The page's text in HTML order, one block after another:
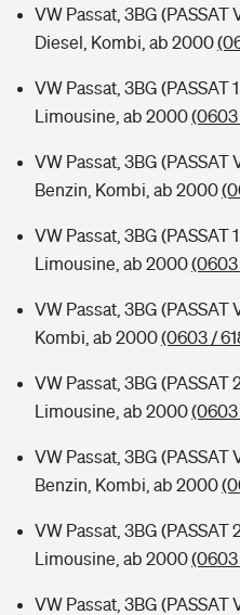
VW Passat, 3BG (PASSAT
Diesel, Kombi, ab 2000
VW Passat, 3BG (PASSAT
Limousine, ab 2000(0603
VW Passat, 3BG (PASSAT
Benzin, Kombi, ab 2000
VW Passat, 3BG (PASSAT
Limousine, ab 2000(0603
VW Passat, 3BG (PASSAT
Kombi, ab 2000(0603 /
VW Passat, 3BG (PASSAT
Limousine, ab 2000(0603
VW Passat, 3BG (PASSAT
Benzin, Kombi, ab 2000
VW Passat, 3BG (PASSAT
Limousine, ab 2000(0603
VW Passat, 3BG (PASSAT